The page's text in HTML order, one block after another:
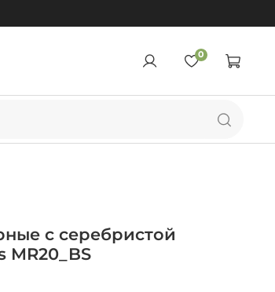
0
с серебристой
MR20_BS